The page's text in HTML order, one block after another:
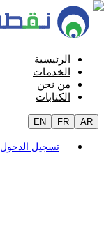
الرئيسية
الخدمات
من نحن
الكتابات
EN FR AR
تسجيل الدخول